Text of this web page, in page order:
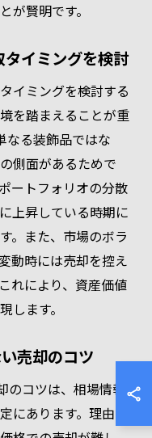
が賢明です。
イミングを検討
イミングを検討する
を踏まえることが重
なる装飾品ではな
側面があるためで
ートフォリオの分散
上昇している時期に
。また、市場のボラ
動時には売却を控え
れにより、資産価値
します。
売却のコツ
コツは、相場情報
にあります。理由